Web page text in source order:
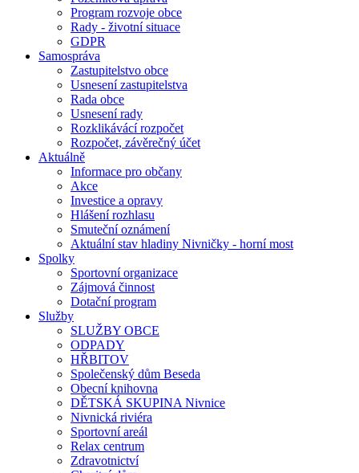
Program rozvoje obce
Rady - životní situace
GDPR
Samospráva
Zastupitelstvo obce
Usnesení zastupitelstva
Rada obce
Usnesení rady
Rozklikávácí rozpočet
Rozpočet, závěrečný účet
Aktuálně
Informace pro občany
Akce
Investice a opravy
Hlášení rozhlasu
Smuteční oznámení
Aktuální stav hladiny Nivničky - horní most
Spolky
Sportovní organizace
Zájmová činnost
Dotační program
Služby
SLUŽBY OBCE
ODPADY
HŘBITOV
Společenský dům Beseda
Obecní knihovna
DĚTSKÁ SKUPINA Nivnice
Nivnická riviéra
Sportovní areál
Relax centrum
Zdravotnictví